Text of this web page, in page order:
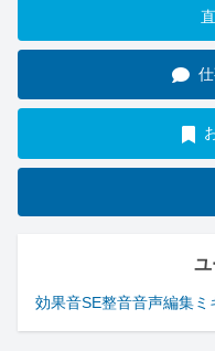
ユ
効果音SE整音音声編集ミ